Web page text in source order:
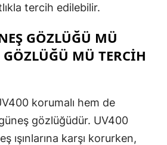
tercih edilebilir.
GÖZLÜĞÜ MÜ
MÜ TERCIH
korumalı hem de
gözlüğüdür. UV400
ışınlarına karşı korurken,